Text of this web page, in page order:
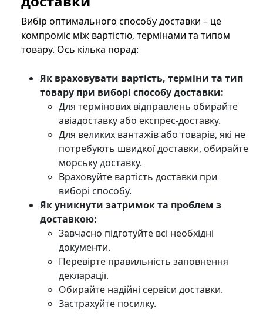
Вибір оптимального способу доставки – це
компроміс між вартістю, термінами та типом
товару. Ось кілька порад:
Як враховувати вартість, терміни та тип
товару при виборі способу доставки:
Для термінових відправлень обирайте
авіадоставку або експрес-доставку.
Для великих вантажів або товарів, які не
потребують швидкої доставки, обирайте
морську доставку.
Враховуйте вартість доставки при
виборі способу.
Як уникнути затримок та проблем з
доставкою:
Завчасно підготуйте всі необхідні
документи.
Перевірте правильність заповнення
декларації.
Обирайте надійні сервіси доставки.
Застрахуйте посилку.